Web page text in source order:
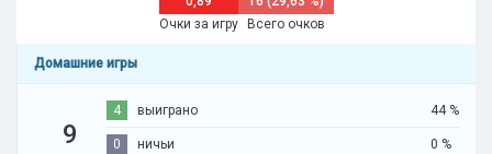
Очки за игру
Всего очков
Домашние игры
9
4 выиграно 44 %
0 ничьи 0 %